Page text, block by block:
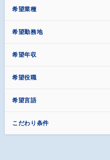
希望業種
希望勤務地
希望年収
希望役職
希望言語
こだわり条件